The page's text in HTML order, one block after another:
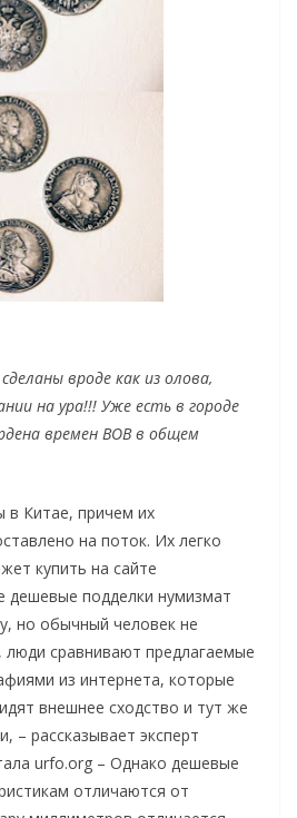
вроде как из олова,
на ура!!! Уже есть в городе
времен ВОВ в общем
в Китае, причем их
на поток. Их легко
купить на сайте
дешевые подделки нумизмат
но обычный человек не
люди сравнивают предлагаемые
из интернета, которые
внешнее сходство и тут же
– рассказывает эксперт
urfo.org – Однако дешевые
отличаются от